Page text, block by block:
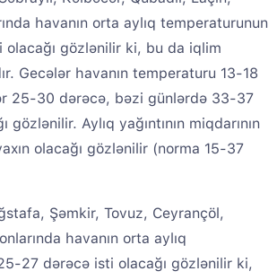
havanın orta aylıq temperaturunun
gözlənilir ki, bu da iqlim
Gecələr havanın temperaturu 13-18
25-30 dərəcə, bəzi günlərdə 33-37
gözlənilir. Aylıq yağıntının miqdarının
olacağı gözlənilir (norma 15-37
Şəmkir, Tovuz, Ceyrançöl,
havanın orta aylıq
27 dərəcə isti olacağı gözlənilir ki,